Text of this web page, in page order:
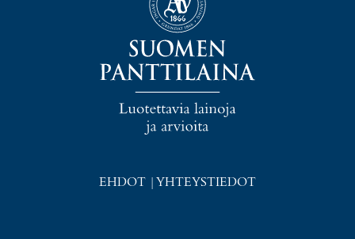
EHDOT YHTEYSTIEDOT